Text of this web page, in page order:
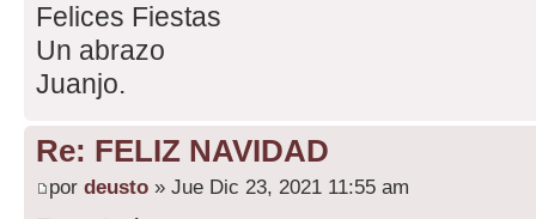
Felices Fiestas
Un abrazo
Juanjo.
Re: FELIZ NAVIDAD
por deusto » Jue Dic 23, 2021 11:55 am